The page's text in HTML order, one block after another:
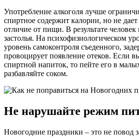
Употребление алкоголя лучше
спиртное содержит калории, но не
отличие от пищи. В результате человек
застолья. На психофизиологическом
уровень самоконтроля съеденного,
провоцирует появление отеков. Если
спиртной напиток, то пейте его в
разбавляйте соком.
Не нарушайте режим
Новогодние праздники ‒ это не повод